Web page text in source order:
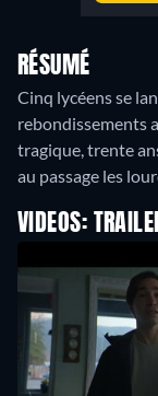
RÉSUMÉ
Cinq lycéens se
rebondissements
tragique, trente
au passage les
VIDEOS: